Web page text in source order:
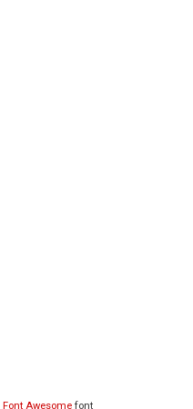
Font Awesome font